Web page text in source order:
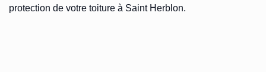
protection de votre toiture à Saint Herblon.